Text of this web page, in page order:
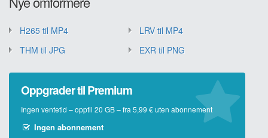
H265 til MP4
LRV til MP4
THM til JPG
EXR til PNG
Oppgrader til Premium
Ingen ventetid – opptil 20 GB – fra 5,99 € uten abonnement
Ingen abonnement